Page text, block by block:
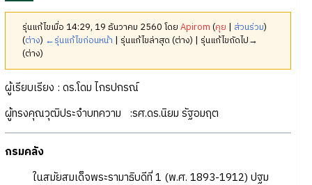
รุ่นแก้ไขเมื่อ 14:29, 19 ธันวาคม 2560 โดยApirom (คุย | ส่วนร่วม)
(ต่าง) ←รุ่นแก้ไขก่อนหน้า | รุ่นแก้ไขล่าสุด (ต่าง) | รุ่นแก้ไขถัดไป→
(ต่าง)
ผู้เรียบเรียง : ดร.โดม ไกรปกรณ์
ผู้ทรงคุณวุฒิประจำบทความ :รศ.ดร.นิยม รัฐอมฤต
กรมคลัง
ในสมัยสมเด็จพระรามาธิบดีที่ 1 (พ.ศ. 1893-1912) ปฐม